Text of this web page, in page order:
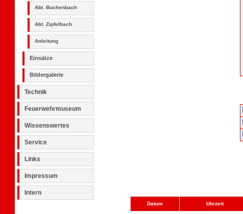
Abt. Buchenbach
Abt. Zipfelbach
Anleitung
Einsätze
Bildergalerie
Technik
Feuerwehrmuseum
Wissenswertes
Service
Links
Impressum
Intern
Datum Uhrzeit